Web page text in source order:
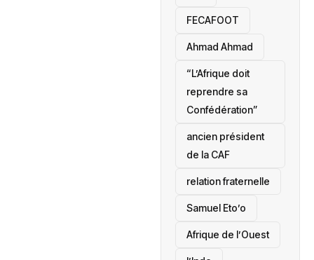
FECAFOOT
‎Ahmad Ahmad
“L’Afrique doit
reprendre sa
Confédération”
ancien président
de la CAF
relation fraternelle
Samuel Eto’o
Afrique de l’Ouest